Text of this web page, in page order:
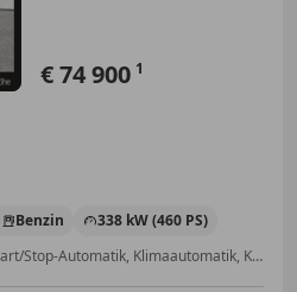
€ 74 900 1
Benzin
338 kW (460 PS)
Regensensor, Notrufsystem, Start/Stop-Automatik, Klimaautomatik, Kopfairbag, Soundsystem, ABS, Musikstreaming integriert